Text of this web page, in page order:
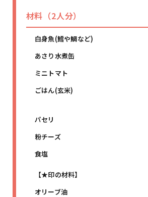
材料（2人分）
白身魚(鱈や鯛など)
あさり水煮缶
ミニトマト
ごはん(玄米)
パセリ
粉チーズ
食塩
【★印の材料】
オリーブ油